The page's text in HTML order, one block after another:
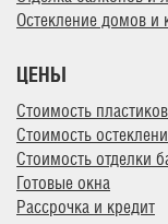
Остекление домов и
ЦЕНЫ
Стоимость
Стоимость
Стоимость отделки
Готовые окна
Рассрочка и кредит